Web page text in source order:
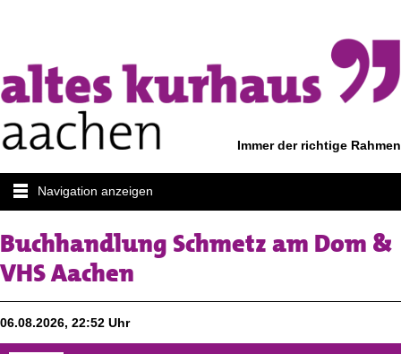
Immer der richtige Rahmen
Navigation anzeigen
Buchhandlung Schmetz am Dom &
VHS Aachen
06.08.2026, 22:52 Uhr